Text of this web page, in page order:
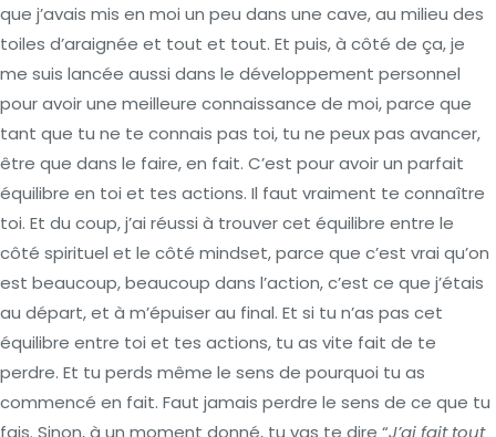
que j’avais mis en moi un peu dans une cave, au milieu des
toiles d’araignée et tout et tout. Et puis, à côté de ça, je
me suis lancée aussi dans le développement personnel
pour avoir une meilleure connaissance de moi, parce que
tant que tu ne te connais pas toi, tu ne peux pas avancer,
être que dans le faire, en fait. C’est pour avoir un parfait
équilibre en toi et tes actions. Il faut vraiment te connaître
toi. Et du coup, j’ai réussi à trouver cet équilibre entre le
côté spirituel et le côté mindset, parce que c’est vrai qu’on
est beaucoup, beaucoup dans l’action, c’est ce que j’étais
au départ, et à m’épuiser au final. Et si tu n’as pas cet
équilibre entre toi et tes actions, tu as vite fait de te
perdre. Et tu perds même le sens de pourquoi tu as
commencé en fait. Faut jamais perdre le sens de ce que tu
fais. Sinon, à un moment donné, tu vas te dire “J’ai fait tout